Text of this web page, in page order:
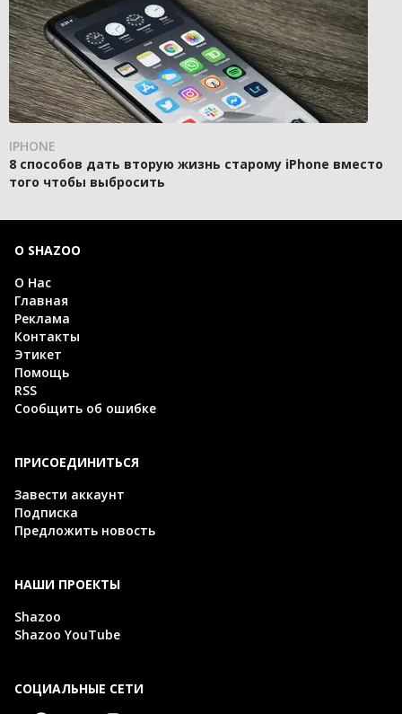
IPHONE
8 способов дать вторую жизнь старому iPhone вместо
того чтобы выбросить
О SHAZOO
О Нас
Главная
Реклама
Контакты
Этикет
Помощь
RSS
Сообщить об ошибке
ПРИСОЕДИНИТЬСЯ
Завести аккаунт
Подписка
Предложить новость
НАШИ ПРОЕКТЫ
Shazoo
Shazoo YouTube
СОЦИАЛЬНЫЕ СЕТИ